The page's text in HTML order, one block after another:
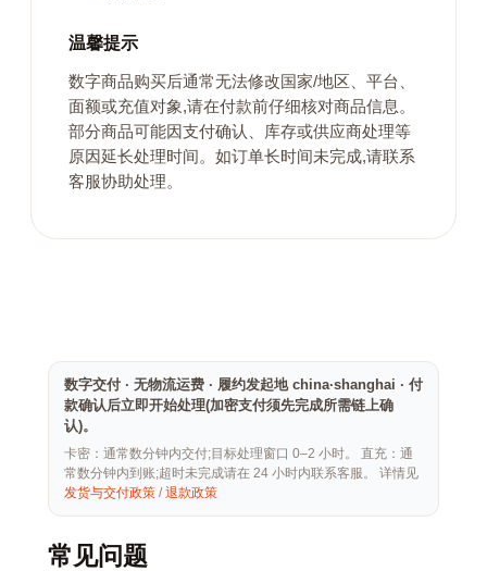
温馨提示
数字商品购买后通常无法修改国家/地区、平台、
面额或充值对象,请在付款前仔细核对商品信息。
部分商品可能因支付确认、库存或供应商处理等
原因延长处理时间。如订单长时间未完成,请联系
客服协助处理。
数字交付 · 无物流运费 · 履约发起地 china·shanghai · 付
款确认后立即开始处理(加密支付须先完成所需链上确
认)。
卡密：通常数分钟内交付;目标处理窗口 0–2 小时。 直充：通
常数分钟内到账;超时未完成请在 24 小时内联系客服。 详情见
发货与交付政策 /退款政策
常见问题